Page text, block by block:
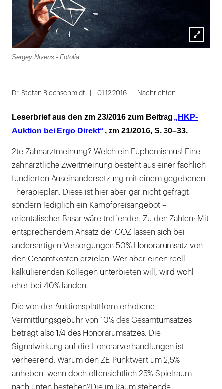
Lightbox
Sergey Nivens - Fotolia
Dr. Stefan Blechschmidt 01.12.2016 Nachrichten
Leserbrief aus den zm 23/2016 zum Beitrag „HKP-
Auktion bei Ergo Direkt“ , zm 21/2016, S. 30–33.
2te Zahnarztmeinung? Welch ein Euphemismus! Eine
zahnärztliche Zweitmeinung besteht aus einer fachlich
fundierten Auseinandersetzung mit einem gegebenen
Therapieplan. Diese ist hier aber gar nicht gefragt
sondern lediglich ein Kampfpreisangebot –
orientalischer Basar wäre treffender. Zu den Zahlen: Mit
entsprechendem Ansatz der GOZ lassen sich bei
andersartigen Versorgungen 50% Honorarumsatz von
den Gesamtkosten erzielen. Wer aber einen reell
kalkulierenden Kollegen unterbieten will, wird wohl
eher bei 40% landen.
Die von der Auktionsplattform erhobene
Vermittlungsgebühr von 10% des Gesamtumsatzes
beträgt also 1/4 des Honorarumsatzes. Die
Signalwirkung auf die Honorarverhandlungen ist
verheerend. Warum den ZE-Punktwert um 2,5%
anheben, wenn doch offensichtlich 25% Spielraum
nach unten bestehen?Die im Raum stehende